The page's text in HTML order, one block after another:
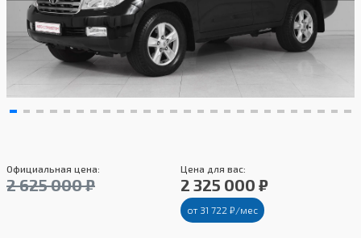
Официальная цена:
2 625 000 ₽
Цена для вас:
2 325 000 ₽
от 31 722 ₽/мес